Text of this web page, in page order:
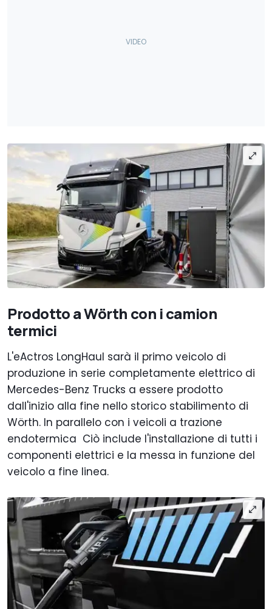
Prodotto a Wörth con i camion
termici
L'eActros LongHaul sarà il primo veicolo di
produzione in serie completamente elettrico di
Mercedes-Benz Trucks a essere prodotto
dall'inizio alla fine nello storico stabilimento di
Wörth. In parallelo con i veicoli a trazione
endotermica Ciò include l'installazione di tutti i
componenti elettrici e la messa in funzione del
veicolo a fine linea.